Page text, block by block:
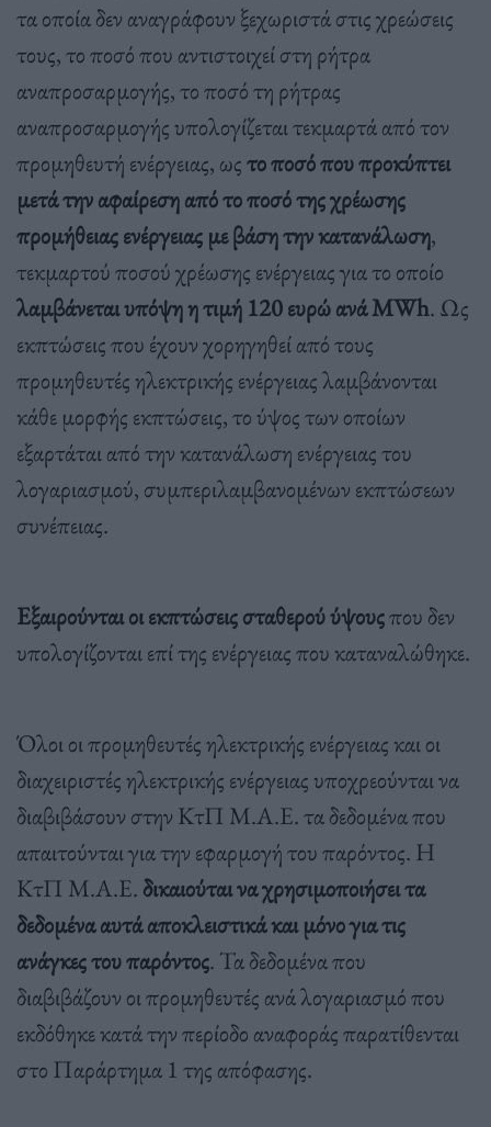
τα οποία δεν αναγράφουν ξεχωριστά στις χρεώσεις
τους, το ποσό που αντιστοιχεί στη ρήτρα
αναπροσαρμογής, το ποσό τη ρήτρας
αναπροσαρμογής υπολογίζεται τεκμαρτά από τον
προμηθευτή ενέργειας, ωςτο ποσό που προκύπτει
μετά την αφαίρεση από το ποσό της χρέωσης
προμήθειας ενέργειας με βάση την κατανάλωση,
τεκμαρτού ποσού χρέωσης ενέργειας για το οποίο
λαμβάνεται υπόψη η τιμή 120 ευρώ ανά MWh. Ως
εκπτώσεις που έχουν χορηγηθεί από τους
προμηθευτές ηλεκτρικής ενέργειας λαμβάνονται
κάθε μορφής εκπτώσεις, το ύψος των οποίων
εξαρτάται από την κατανάλωση ενέργειας του
λογαριασμού, συμπεριλαμβανομένων εκπτώσεων
συνέπειας.
Εξαιρούνται οι εκπτώσεις σταθερού ύψουςπου δεν
υπολογίζονται επί της ενέργειας που καταναλώθηκε.
Όλοι οι προμηθευτές ηλεκτρικής ενέργειας και οι
διαχειριστές ηλεκτρικής ενέργειας υποχρεούνται να
διαβιβάσουν στην ΚτΠ Μ.Α.Ε. τα δεδομένα που
απαιτούνται για την εφαρμογή του παρόντος. Η
ΚτΠ Μ.Α.Ε. δικαιούται να χρησιμοποιήσει τα
δεδομένα αυτά αποκλειστικά και μόνο για τις
ανάγκες του παρόντος. Τα δεδομένα που
διαβιβάζουν οι προμηθευτές ανά λογαριασμό που
εκδόθηκε κατά την περίοδο αναφοράς παρατίθενται
στο Παράρτημα 1 της απόφασης.